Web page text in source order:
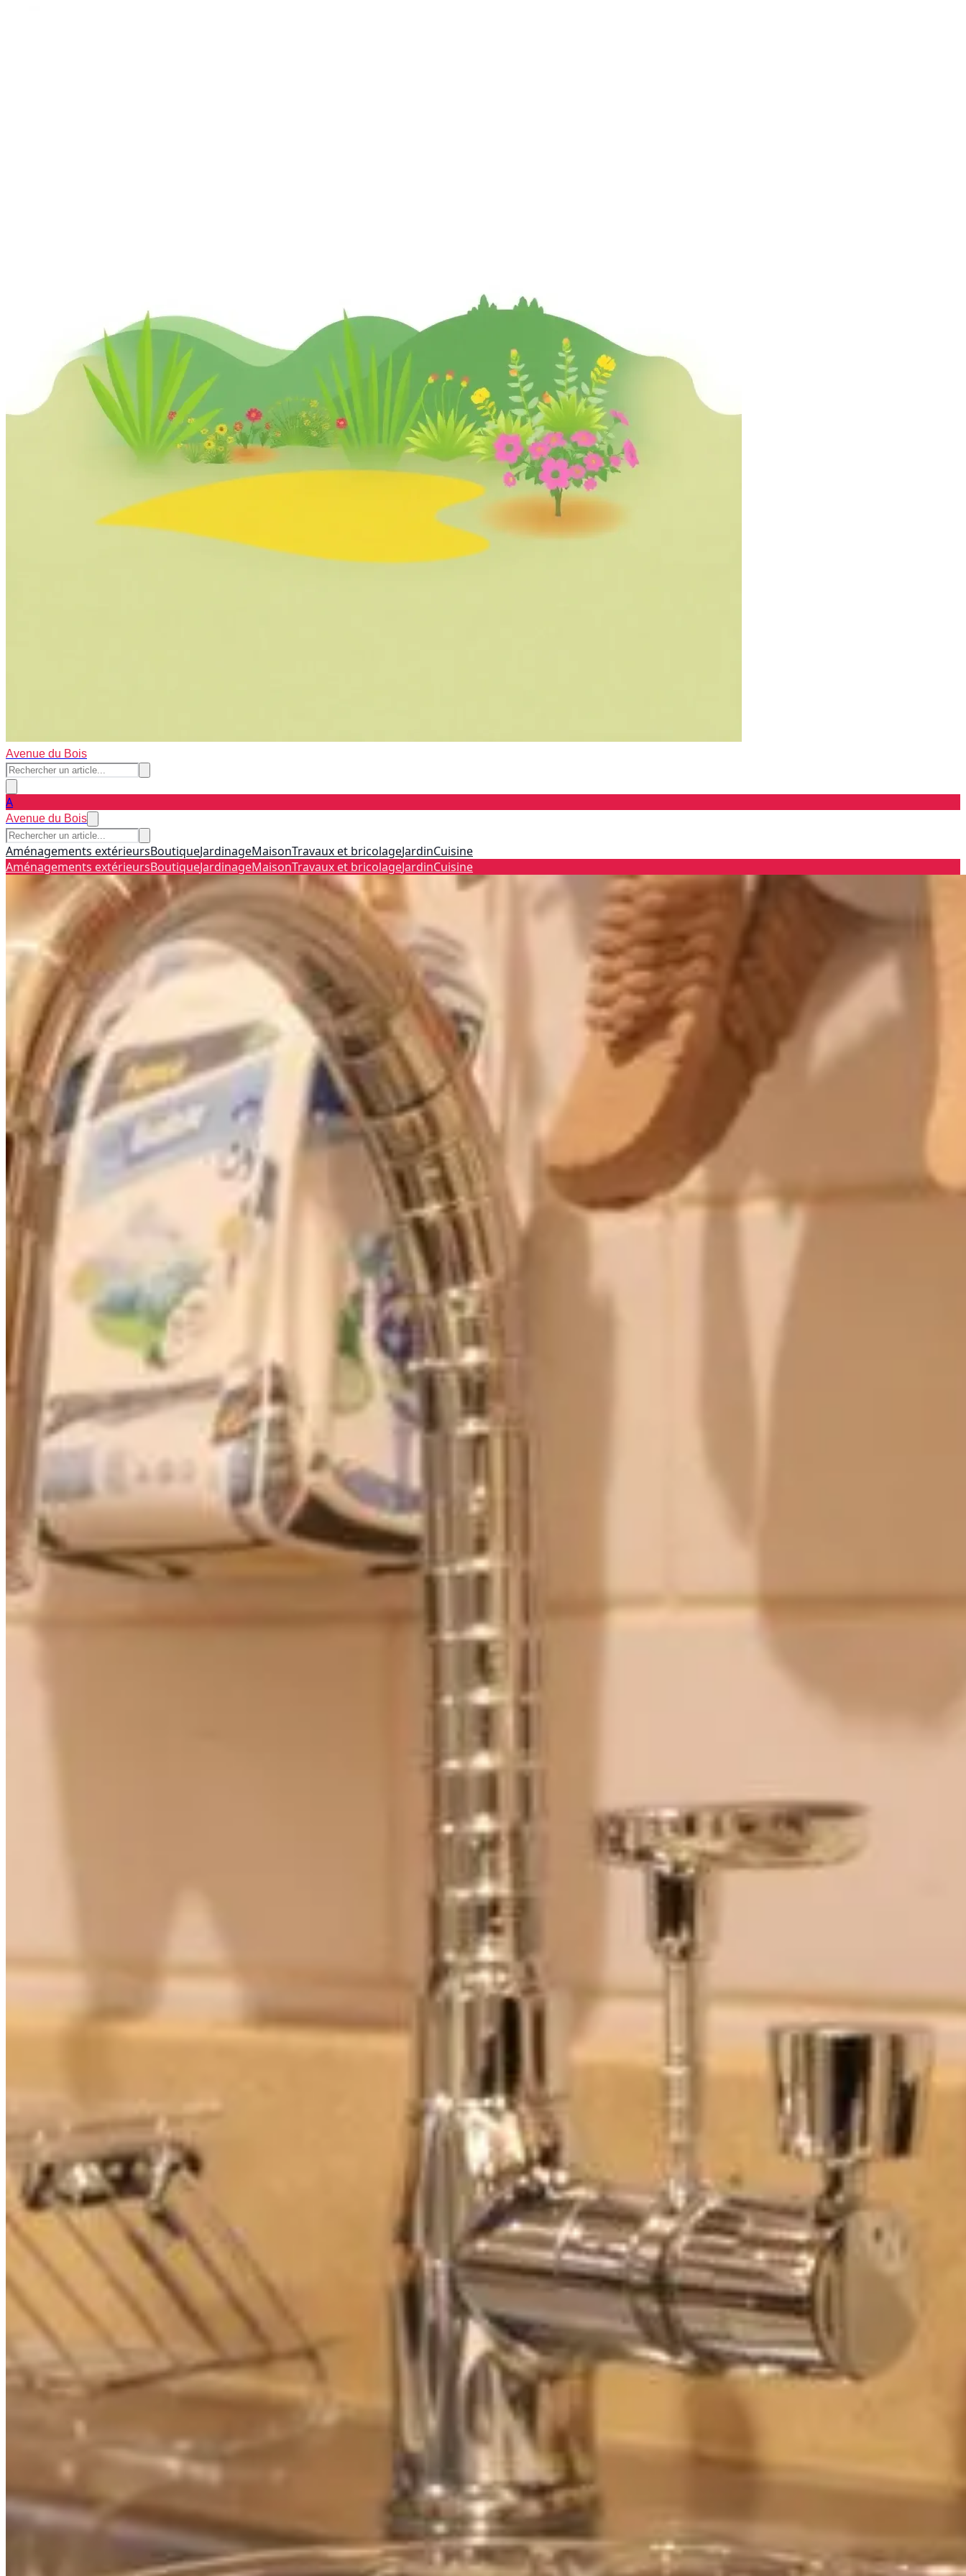
Avenue du Bois
A
Avenue du Bois
Aménagements extérieursBoutiqueJardinageMaisonTravaux et bricolageJardinCuisine
Aménagements extérieursBoutiqueJardinageMaisonTravaux et bricolageJardinCuisine
Accueil
Découvrez l'arme secrète pour vos éviers : le sel d'Epsom, plus puissant que le bicarbonate !
Maison
Découvrez l'arme secrète pour vos éviers : le sel d'Epsom, plus puissant que le bicarbonate !
15 mars 2025 à 09:00
Un évier bouché peut rapidement transformer votre cuisine en un cauchemar olfactif et pratique. L'eau stagnante et les mauvaises odeurs deviennent un problème récurrent dans de
nombreux foyers. Heureusement, il existe des solutions efficaces pour résoudre ce problème en quelques minutes. Si beaucoup se tournent automatiquement vers le traditionnel
bicarbonate de soude, un autre produit se révèle être plus puissant et rapide : le sel d'Epsom. Voyons ensemble comment utiliser ce produit pour déboucher vos éviers et ainsi éviter des
interventions coûteuses ou inutiles.
Pourquoi votre évier se bouche-t-il fréquemment et comment prévenir cela?
Les éviers se bouchent principalement à cause d'une accumulation progressive de graisses, de résidus alimentaires, de dépôts de savon et de cheveux. Ces éléments forment un
amalgame obstruant l'écoulement normal de l'eau. Avec le temps, ils finissent par obstruer totalement les canalisations, ce qui provoque un écoulement lent et des odeurs désagréables.
Pour prévenir ces désagréments, il est conseillé d'adopter quelques gestes simples tels que l'installation de filtres pour intercepter les déchets avant qu'ils n'atteignent les canalisations.
Évitez également de verser de l'huile ou des graisses dans l'évier. Un entretien régulier vous évitera bien des tracas.
Un entretien simple et régulier
Verser de l'eau bouillante une fois par semaine pourra dissoudre les débuts d'accumulation. Ce geste simple contribue à garder vos conduits propres et fonctionnels sans avoir recours à
des produits chimiques agressifs.
L'importance des filtres d'évier
Utiliser un filtre à évier est une excellente méthode pour retenir les morceaux de nourriture et autres débris avant qu'ils ne s'accumulent et ne forment un bouchon. Ce petit accessoire est un
investissement minime pour un maximum d'efficacité et de tranquillité d'esprit.